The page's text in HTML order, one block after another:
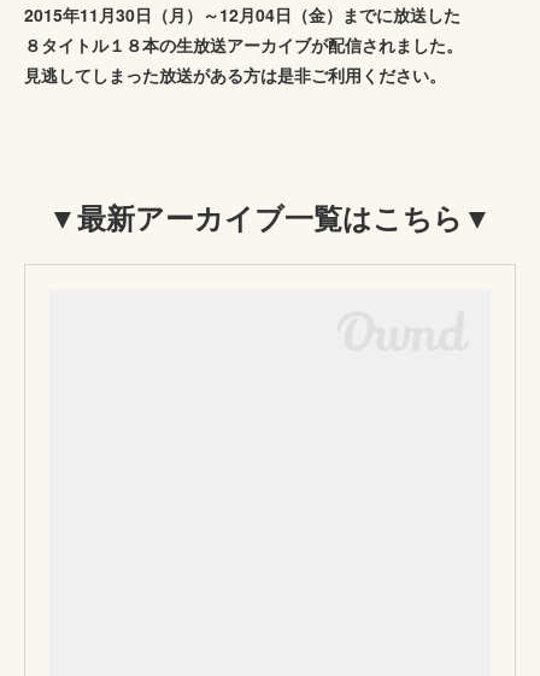
2015年11月30日（月）～12月04日（金）までに放送した
８タイトル１８本の生放送アーカイブが配信されました。
見逃してしまった放送がある方は是非ご利用ください。
▼最新アーカイブ一覧はこちら▼